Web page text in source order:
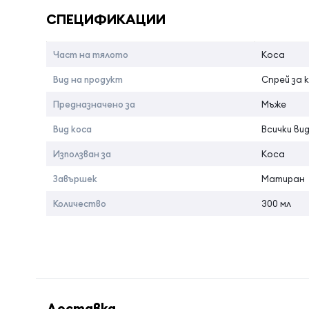
Страна на произход:Италия
СПЕЦИФИКАЦИИ
Част на тялото Коса
Вид на продукт Спрей за
Предназначено за Мъже
Вид коса Всички
Използван за Коса
Завършек Матиран
Количество 300 мл